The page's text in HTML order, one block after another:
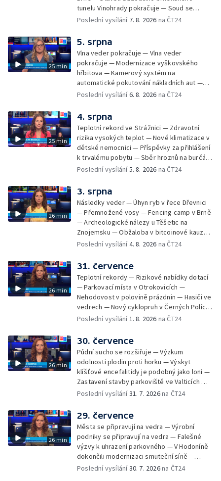
tunelu Vinohrady pokračuje — Soud se
žhářem zlínského baru — Odložení bourání
Czech Rally Zlín — Začal 7. ročník festivalu
Pop Messe — Přestavba mostu v Hodoníně
— Fenomén památníčků
Poslední vysílání 7. 8. 2026 na ČT24
25 min
5. srpna
Vlna veder pokračuje — Vlna veder
pokračuje — Modernizace vyškovského
hřbitova — Kamerový systém na
automatické pokutování nákladních aut —
Demolice vyhořelé budovy ve Zlíně — Případ
stadionu na Vyškovsku — Výstraha před
bouřkami — Brno hostí Mezinárodní kytarový
festival — Očkování po kousnutí netopýrem
Poslední vysílání6. 8. 2026 na ČT24
25 min
4. srpna
Teplotní rekord ve Strážnici — Zdravotní
rizika vysokých teplot — Nové klimatizace v
dětské nemocnici — Příspěvky za přihlášení
k trvalému pobytu — Sběr hroznů na burčák
— Dokončení oprav vedení — Skončil termín
vody v obcích — Vyschlá koryta potoků —
Sdílení strážníků na Brněnsku
Poslední vysílání5. 8. 2026 na ČT24
26 min
3. srpna
Následky veder — Úhyn ryb v řece Dřevnici
— Přemnožené vosy — Fencing camp v Brně
— Archeologické nálezy u Těšetic na
Znojemsku — Obžaloba v bitcoinové kauze
— Přestavba silnice přes Bzenec na
Zašové — Letní opravy divadel — Český hlas
ve vesmíru
Poslední vysílání4. 8. 2026 na ČT24
26 min
31. července
Teplotní rekordy — Rizikové nabídky dotací
— Parkovací místa v Otrokovicích —
Nehodovost v polovině prázdnin — Hasiči ve
vedrech — Nový cyklopruh v Černých Polích
— Květinová výstava ve Věžkách
Poslední vysílání1. 8. 2026 na ČT24
26 min
30. července
Půdní sucho se rozšiřuje — Výzkum
odolnosti plodin proti horku — Výskyt
klíšťové encefalitidy je podobný jako loni —
Zastavení stavby parkoviště ve Valticích —
Spor o lokalitu lesa v Rožnově pod
organismus — Kybernetický incident na
Masarykově univerzitě — Slavnostní
vyřazení absolventů Univerzity obran —
Letní kurzy umění pro mladé — Mobilní
kurníky pomáhají na poli
Poslední vysílání31. 7. 2026na ČT24
26 min
29. července
Města se připravují na vedra — Výrobní
podniky se připravují na vedra — Falešné
výzvy k uhrazení parkovného — V Hodoníně
dokončili modernizaci smuteční síně —
Chybějící toalety u dětských hřišť —
Poslední vysílání30. 7. 2026na ČT24